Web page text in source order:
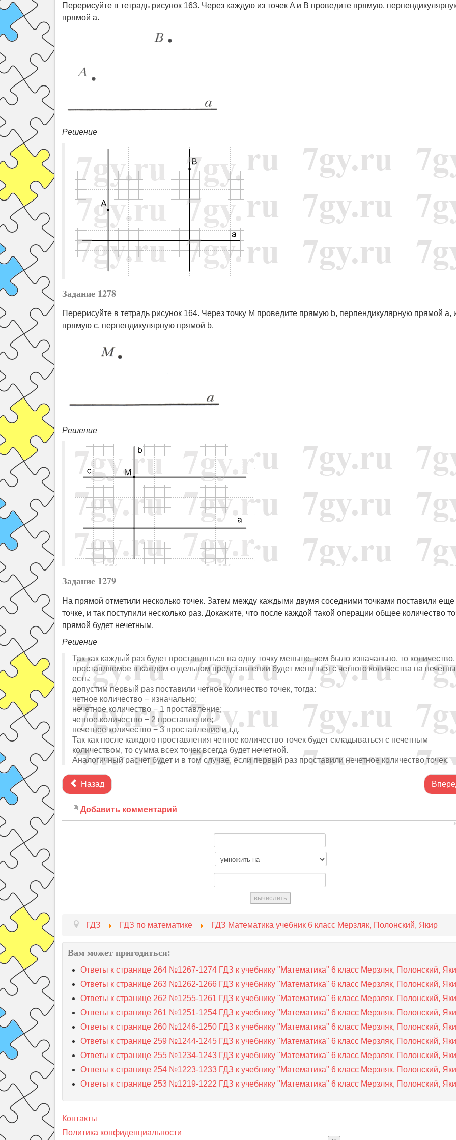
Перерисуйте в тетрадь рисунок 163. Через каждую из точек A и B проведите прямую,
прямой a.
Решение
Задание 1278
Перерисуйте в тетрадь рисунок 164. Через точку M проведите прямую b, перпендикулярную прямой a,
прямую c, перпендикулярную прямой b.
Решение
Задание 1279
На прямой отметили несколько точек. Затем между каждыми двумя соседними точками поставили еще
точке, и так поступили несколько раз. Докажите, что после каждой такой операции общее количество
прямой будет нечетным.
Решение
Так как каждый раз будет проставляться на одну точку меньше, чем было изначально, то количество,
проставляемое в каждом отдельном представлении будет меняться с четного количества на
есть:
допустим первый раз поставили четное количество точек, тогда:
четное количество − изначально;
нечетное количество − 1 проставление;
четное количество − 2 проставление;
нечетное количество − 3 проставление и т.д.
Так как после каждого проставления четное количество точек будет складываться с нечетным
количеством, то сумма всех точек всегда будет нечетной.
Аналогичный расчет будет и в том случае, если первый раз проставили нечетное количество точек.
Назад
Добавить комментарий
ГДЗ ГДЗ по математике ГДЗ Математика учебник 6 класс Мерзляк, Полонский, Якир
Вам может пригодиться:
Ответы к странице 264 №1267-1274 ГДЗ к учебнику "Математика" 6 класс Мерзляк, Полонский,
Ответы к странице 263 №1262-1266 ГДЗ к учебнику "Математика" 6 класс Мерзляк, Полонский,
Ответы к странице 262 №1255-1261 ГДЗ к учебнику "Математика" 6 класс Мерзляк, Полонский,
Ответы к странице 261 №1251-1254 ГДЗ к учебнику "Математика" 6 класс Мерзляк, Полонский,
Ответы к странице 260 №1246-1250 ГДЗ к учебнику "Математика" 6 класс Мерзляк, Полонский,
Ответы к странице 259 №1244-1245 ГДЗ к учебнику "Математика" 6 класс Мерзляк, Полонский,
Ответы к странице 255 №1234-1243 ГДЗ к учебнику "Математика" 6 класс Мерзляк, Полонский,
Ответы к странице 254 №1223-1233 ГДЗ к учебнику "Математика" 6 класс Мерзляк, Полонский,
Ответы к странице 253 №1219-1222 ГДЗ к учебнику "Математика" 6 класс Мерзляк, Полонский,
Контакты
Политика конфиденциальности